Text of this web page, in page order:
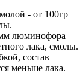
- от 100гр
люминофора
лака, смолы.
состав
меньше лака.